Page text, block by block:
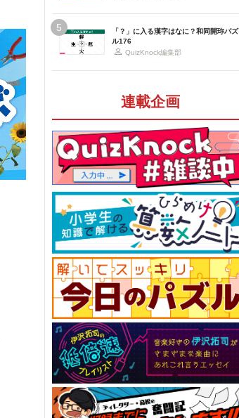
5
「？」に入る漢字はなに？和同開珎パズ
ル176
QuizKnock編集部
連載企画